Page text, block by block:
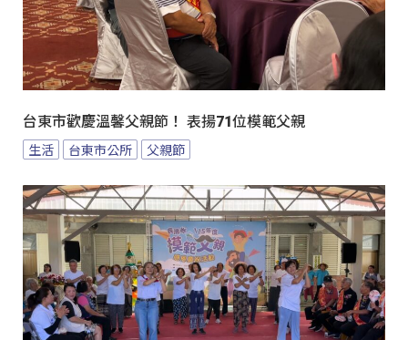
台東市歡慶溫馨父親節！ 表揚71位模範父親
生活 台東市公所 父親節